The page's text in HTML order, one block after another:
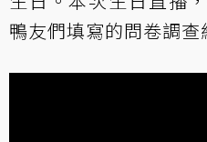
鴨友們填寫的問卷調查